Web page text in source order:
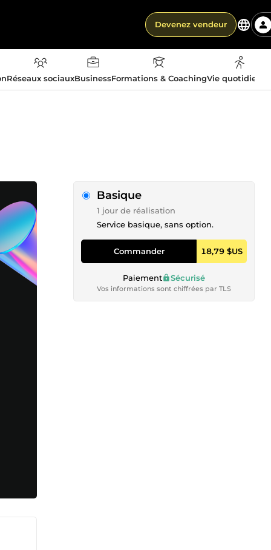
Devenez vendeur
Réseaux sociauxBusinessFormations & CoachingVie
Basique
1 jour de réalisation
Service basique, sans option.
Commander 18,79 $US
Paiement Sécurisé
Vos informations sont chiffrées par TLS